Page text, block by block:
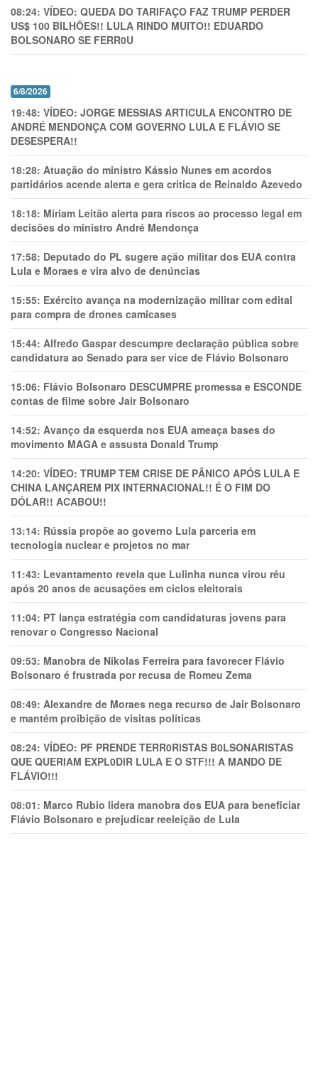
08:24: VÍDEO: QUEDA DO TARIFAÇO FAZ TRUMP PERDER
US$ 100 BILHÕES!! LULA RINDO MUITO!! EDUARDO
BOLSONARO SE FERR0U
6/8/2026
19:48: VÍDEO: JORGE MESSIAS ARTICULA ENCONTRO DE
ANDRÉ MENDONÇA COM GOVERNO LULA E FLÁVIO SE
DESESPERA!!
18:28: Atuação do ministro Kássio Nunes em acordos
partidários acende alerta e gera crítica de Reinaldo Azevedo
18:18: Míriam Leitão alerta para riscos ao processo legal em
decisões do ministro André Mendonça
17:58: Deputado do PL sugere ação militar dos EUA contra
Lula e Moraes e vira alvo de denúncias
15:55: Exército avança na modernização militar com edital
para compra de drones camicases
15:44: Alfredo Gaspar descumpre declaração pública sobre
candidatura ao Senado para ser vice de Flávio Bolsonaro
15:06: Flávio Bolsonaro DESCUMPRE promessa e ESCONDE
contas de filme sobre Jair Bolsonaro
14:52: Avanço da esquerda nos EUA ameaça bases do
movimento MAGA e assusta Donald Trump
14:20: VÍDEO: TRUMP TEM CRlSE DE PÂNlCO APÓS LULA E
CHINA LANÇAREM PIX INTERNACIONAL!! É O FIM DO
DÓLAR!! ACABOU!!
13:14: Rússia propõe ao governo Lula parceria em
tecnologia nuclear e projetos no mar
11:43: Levantamento revela que Lulinha nunca virou réu
após 20 anos de acusações em ciclos eleitorais
11:04: PT lança estratégia com candidaturas jovens para
renovar o Congresso Nacional
09:53: Manobra de Nikolas Ferreira para favorecer Flávio
Bolsonaro é frustrada por recusa de Romeu Zema
08:49: Alexandre de Moraes nega recurso de Jair Bolsonaro
e mantém proibição de visitas políticas
08:24: VÍDEO: PF PRENDE TERR0RlSTAS B0LSONARlSTAS
QUE QUERIAM EXPL0DlR LULA E O STF!!! A MANDO DE
FLÁVIO!!!
08:01: Marco Rubio lidera manobra dos EUA para beneficiar
Flávio Bolsonaro e prejudicar reeleição de Lula